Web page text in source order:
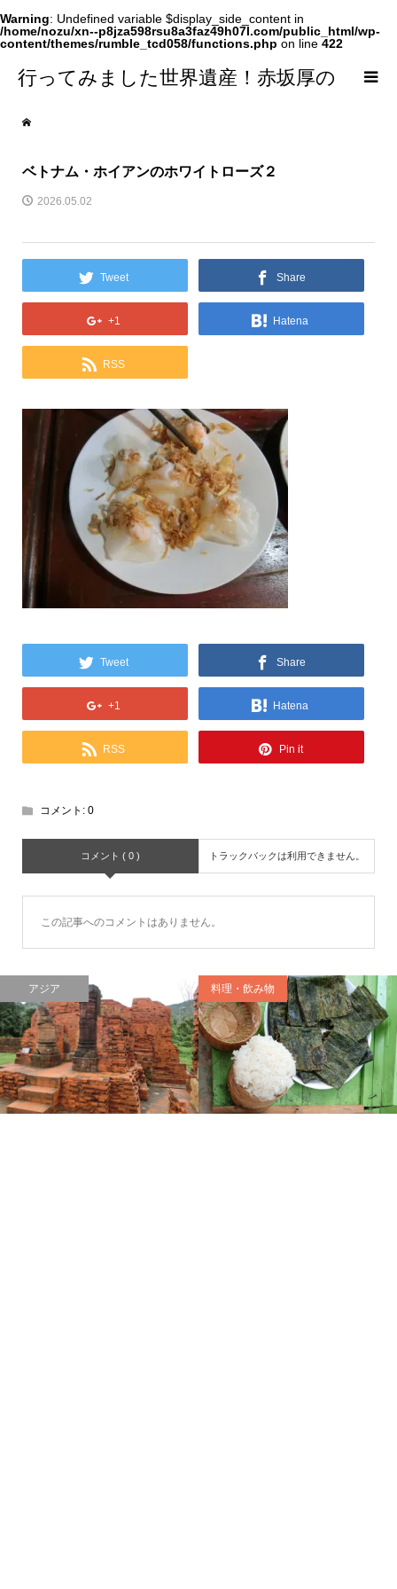
Warning: Undefined variable $display_side_content in
/home/nozu/xn--p8jza598rsu8a3faz49h07l.com/public_html/wp-
content/themes/rumble_tcd058/functions.php on line 422
行ってみました世界遺産！赤坂厚の
world Heritage
ベトナム・ホイアンのホワイトローズ２
2026.05.02
Tweet Share
+1 Hatena
RSS
Tweet Share
+1 Hatena
RSS Pin it
コメント: 0
コメント ( 0 ) トラックバックは利用できません。
この記事へのコメントはありません。
アジア 料理・飲み物